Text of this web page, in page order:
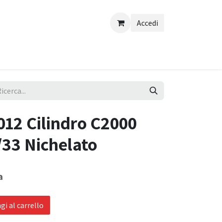
Accedi
Cilindro C2000
Nichelato
al carrello